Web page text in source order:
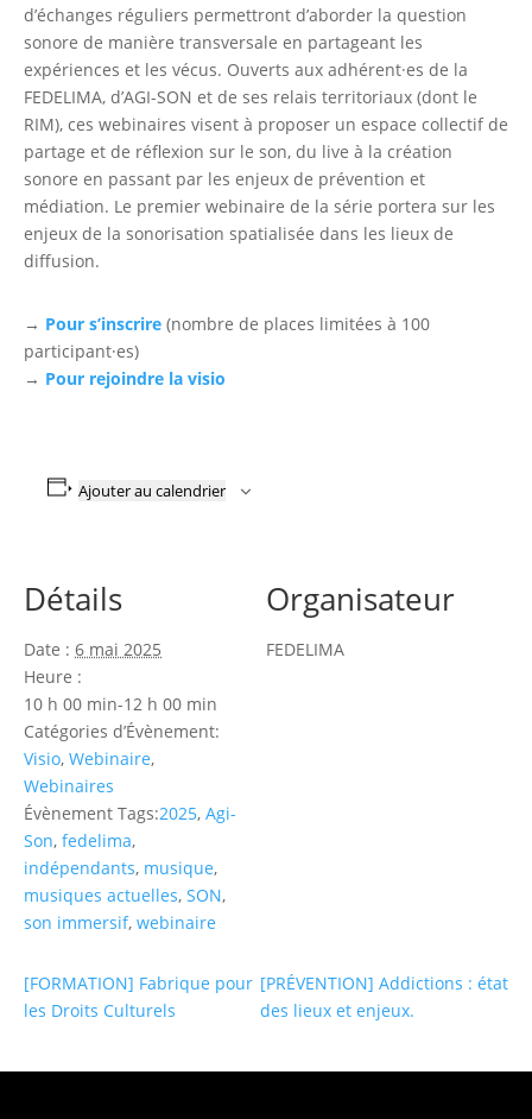
d’échanges réguliers permettront d’aborder la question
sonore de manière transversale en partageant les
expériences et les vécus. Ouverts aux adhérent·es de la
FEDELIMA, d’AGI-SON et de ses relais territoriaux (dont le
RIM), ces webinaires visent à proposer un espace collectif de
partage et de réflexion sur le son, du live à la création
sonore en passant par les enjeux de prévention et
médiation. Le premier webinaire de la série portera sur les
enjeux de la sonorisation spatialisée dans les lieux de
diffusion.
→ Pour s’inscrire (nombre de places limitées à 100
participant·es)
→ Pour rejoindre la visio
Ajouter au calendrier
Détails
Date : 6 mai 2025
Heure :
10 h 00 min-12 h 00 min
Catégories d’Évènement:
Visio, Webinaire,
Webinaires
Évènement Tags:2025, Agi-
Son, fedelima,
indépendants, musique,
musiques actuelles, SON,
son immersif, webinaire
Organisateur
FEDELIMA
[FORMATION] Fabrique pour
les Droits Culturels
[PRÉVENTION] Addictions : état
des lieux et enjeux.